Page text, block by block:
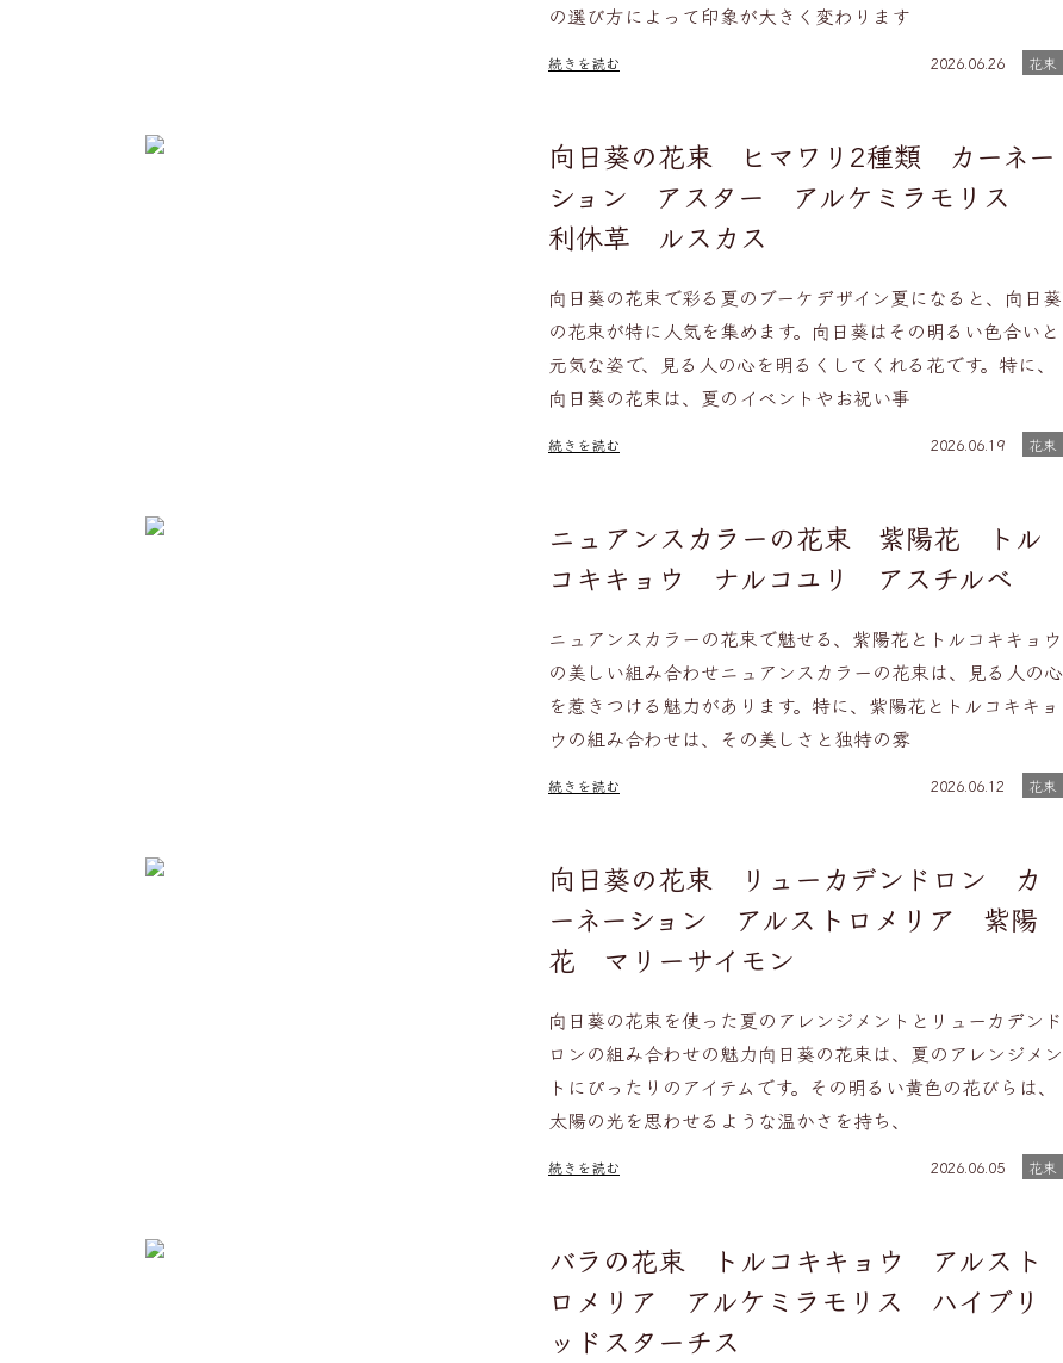
の選び方によって印象が大きく変わります
続きを読む 2026.06.26 花束
向日葵の花束 ヒマワリ2種類 カーネー
ション アスター アルケミラモリス
利休草 ルスカス
向日葵の花束で彩る夏のブーケデザイン夏になると、向日葵
の花束が特に人気を集めます。向日葵はその明るい色合いと
元気な姿で、見る人の心を明るくしてくれる花です。特に、
向日葵の花束は、夏のイベントやお祝い事
続きを読む 2026.06.19 花束
ニュアンスカラーの花束 紫陽花 トル
コキキョウ ナルコユリ アスチルベ
ニュアンスカラーの花束で魅せる、紫陽花とトルコキキョウ
の美しい組み合わせニュアンスカラーの花束は、見る人の心
を惹きつける魅力があります。特に、紫陽花とトルコキキョ
ウの組み合わせは、その美しさと独特の雰
続きを読む 2026.06.12 花束
向日葵の花束 リューカデンドロン カ
ーネーション アルストロメリア 紫陽
花 マリーサイモン
向日葵の花束を使った夏のアレンジメントとリューカデンド
ロンの組み合わせの魅力向日葵の花束は、夏のアレンジメン
トにぴったりのアイテムです。その明るい黄色の花びらは、
太陽の光を思わせるような温かさを持ち、
続きを読む 2026.06.05 花束
バラの花束 トルコキキョウ アルスト
ロメリア アルケミラモリス ハイブリ
ッドスターチス